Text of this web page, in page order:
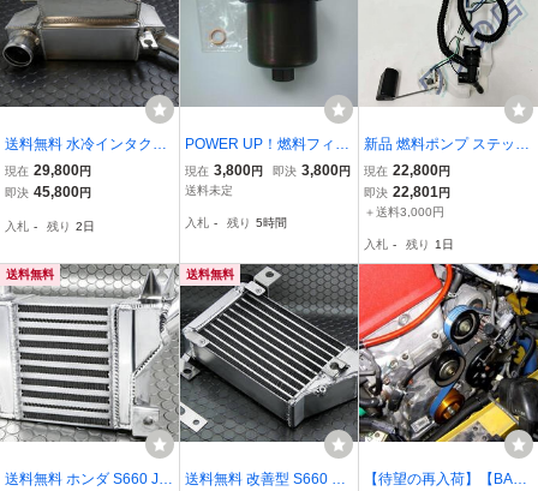
送料無料 水冷インタクー
ラー ホンダ S660 JW5 用
純正互換 オールアルミ イ
現在 29,800円
即決 45,800円
入札 - 残り 2日
POWER UP！燃料フィル
ターEG9 EG6 EK4 EK9 D
C2 DC1 DB8 DB6 DB9
現在 3,800円 即決 3,800円
送料未定
入札 - 残り 5時間
新品 燃料ポンプ ステップ
ワゴン RK1 RK2 RK3 RK
4 RK5 フィルター・レギ
ュレター付 17708-SZW-0
月保証
現在 22,800円
即決 22,801 円
＋送料3,000円
入札 - 残り 1日
送料無料
送料無料 ホンダ S660 JW
送料無料
送料無料 改善型 S660 イ
【待望の再入荷】【BAD